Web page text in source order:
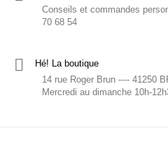
Conseils et commandes
70 68 54
Hé! La boutique
14 rue Roger Brun ---- 41250
Mercredi au dimanche 10h-